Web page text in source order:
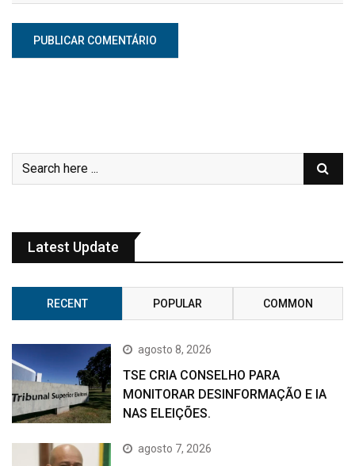
Latest Update
RECENT POPULAR COMMON
agosto 8, 2026
TSE CRIA CONSELHO PARA
MONITORAR DESINFORMAÇÃO E IA
NAS ELEIÇÕES.
agosto 7, 2026